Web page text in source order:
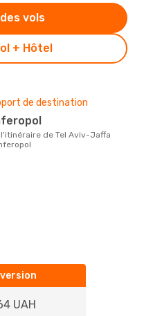
+ Hôtel
vols
de destination
UAH